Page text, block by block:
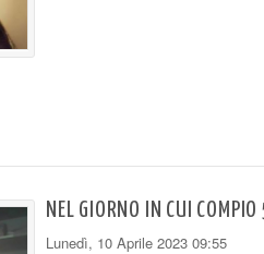
NEL GIORNO IN CUI
Lunedì, 10 Aprile 2023 09:55